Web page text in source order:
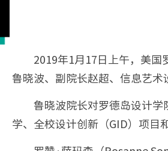
2019年1月17日上午，美
鲁晓波、副院长赵超、信息艺术
鲁晓波院长对罗德岛设计
学、全校设计创新（GID）项目